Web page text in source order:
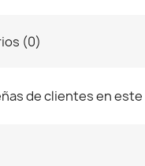
(0)
de clientes en